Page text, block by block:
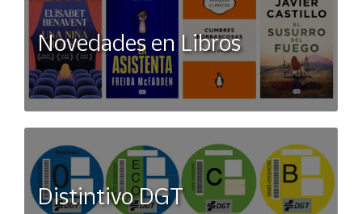
Novedades en Libros
Distintivo DGT